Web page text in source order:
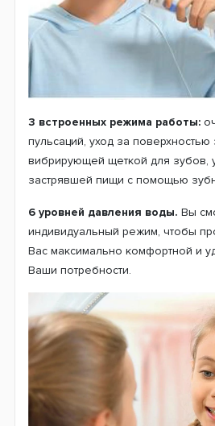
3 встроенных режима работы:
пульсаций, уход за поверхностью
вибрирующей щеткой для зубов,
застрявшей пищи с помощью
6 уровней давления воды. Вы
индивидуальный режим, чтобы
Вас максимально комфортной и
Ваши потребности.